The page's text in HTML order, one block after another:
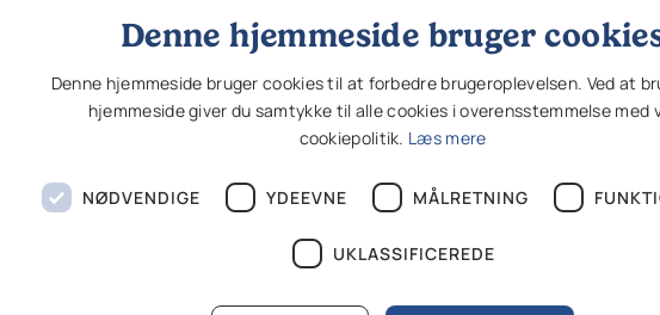
Denne hjemmeside bruger
Denne hjemmeside bruger cookies til at forbedre brugeroplevelsen. Ved at
hjemmeside giver du samtykke til alle cookies i overensstemmelse med
cookiepolitik. Læs mere
NØDVENDIGE YDEEVNE MÅLRETNING
UKLASSIFICEREDE